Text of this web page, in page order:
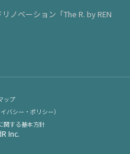
ノベーション「The R. by REN
ップ
バシー・ポリシー）
関する基本方針
Inc.